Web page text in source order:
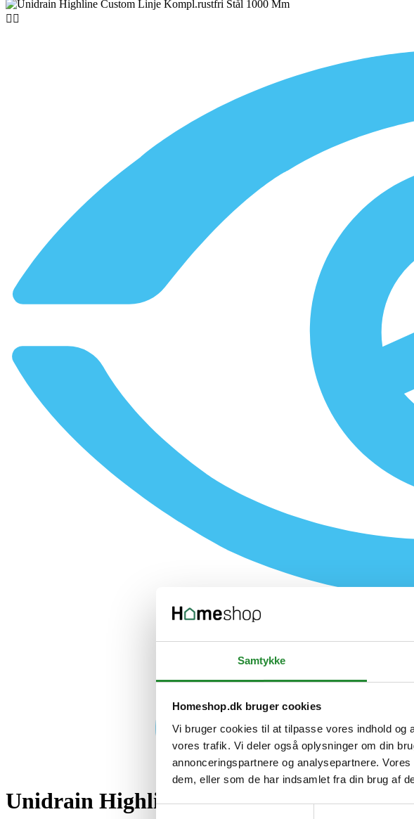
Samtykke
Homeshop.dk bruger cookies
Vi bruger cookies til at tilpasse vores indhold og
vores trafik. Vi deler også oplysninger om din
annonceringspartnere og analysepartnere.
dem, eller som de har indsamlet fra din brug af
Samtykkevalg
 
Unidrain Highline Custom Linje